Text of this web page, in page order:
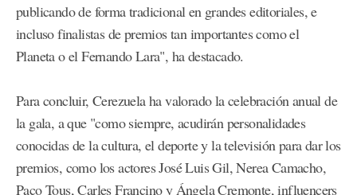
publicando de forma tradicional en grandes editoriales, e
incluso finalistas de premios tan importantes como el
Planeta o el Fernando Lara", ha destacado.
Para concluir, Cerezuela ha valorado la celebración anual de
la gala, a que "como siempre, acudirán personalidades
conocidas de la cultura, el deporte y la televisión para dar los
premios, como los actores José Luis Gil, Nerea Camacho,
Paco Tous, Carles Francino y Ángela Cremonte, influencers